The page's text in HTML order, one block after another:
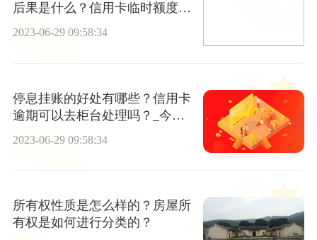
后果是什么？信用卡临时额度还
不上怎么办？
2023-06-29 09:58:34
停息挂账的好处有哪些？信用卡
逾期可以去柜台处理吗？_今日
2023-06-29 09:58:34
所有权性质是怎么样的？房屋所
有权是如何进行分类的？